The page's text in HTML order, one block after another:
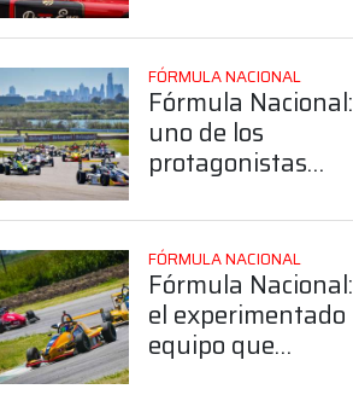
Belli
FÓRMULA NACIONAL
Fórmula Nacional:
uno de los
protagonistas
2025 confirmó su
continuidad en la
categoría
FÓRMULA NACIONAL
Fórmula Nacional:
el experimentado
equipo que